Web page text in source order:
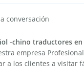
conversación
-chino traductores en
empresa
a los clientes a visitar